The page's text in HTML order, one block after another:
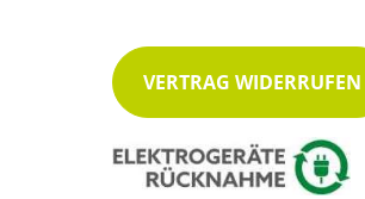
VERTRAG WIDERRUFEN